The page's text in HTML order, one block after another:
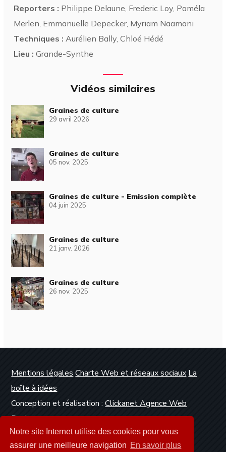
Notre site Internet utilise des cookies pour vous
assurer une meilleure navigation En savoir plus
Reporters : Philippe Delaune, Frederic Loy, Paméla
Merlen, Emmanuelle Depecker, Myriam Naamani
Techniques : Aurélien Bally, Chloé Hédé
Lieu : Grande-Synthe
Vidéos similaires
Graines de culture
29 avril 2026
Graines de culture
05 nov. 2025
Graines de culture - Emission complète
04 juin 2025
Graines de culture
21 janv. 2026
Graines de culture
26 nov. 2025
Mentions légales Charte Web et réseaux sociaux La
boîte à idées
Conception et réalisation :Clickanet Agence Web
Dunkerque